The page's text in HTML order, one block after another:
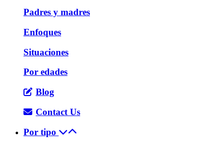
Padres y madres
Enfoques
Situaciones
Por edades
Blog
Contact Us
Por tipo